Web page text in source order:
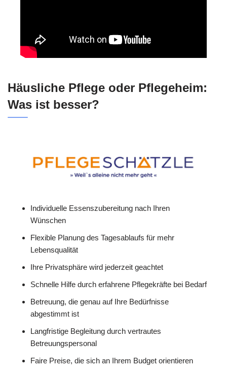
Häusliche Pflege oder Pflegeheim:
Was ist besser?
Individuelle Essenszubereitung nach Ihren
Wünschen
Flexible Planung des Tagesablaufs für mehr
Lebensqualität
Ihre Privatsphäre wird jederzeit geachtet
Schnelle Hilfe durch erfahrene Pflegekräfte bei Bedarf
Betreuung, die genau auf Ihre Bedürfnisse
abgestimmt ist
Langfristige Begleitung durch vertrautes
Betreuungspersonal
Faire Preise, die sich an Ihrem Budget orientieren